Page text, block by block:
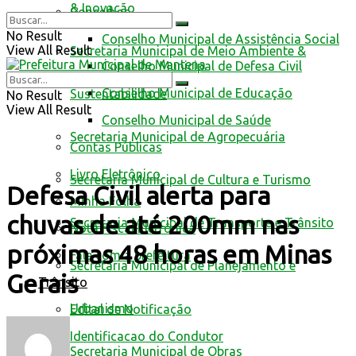
Conselhos
Conselho Municipal de Assistência Social
Conselho Municipal de Defesa Civil
Conselho Municipal de Educação
Conselho Municipal de Saúde
Contas Públicas
Livro Eletrônico
Minha Folha
Nota Fiscal Eletrônica
Fale com a prefeitura
Trânsito
Edital de Notificação
Identificacao do Condutor
& Inovação
Secretaria Municipal de Meio Ambiente &
Sustentabilidade
Secretaria Municipal de Agropecuária
Secretaria Municipal de Cultura e Turismo
Secretaria Municipal de Transporte e Trânsito
Secretaria Municipal de Planejamento e
Urbanismo
Secretaria Municipal de Obras
No Result
View All Result
No Result
View All Result
Defesa Civil alerta para
chuvas de até 200mm nas
próximas 48 horas em Minas
Gerais